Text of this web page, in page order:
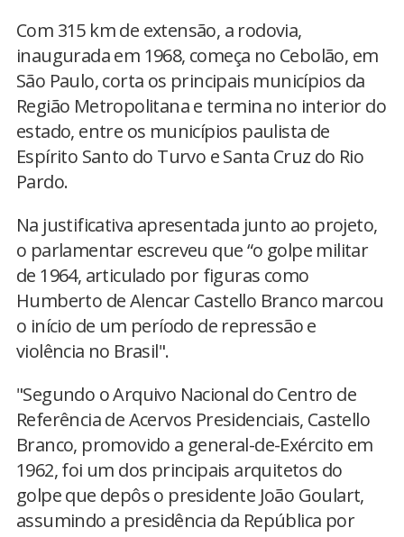
Com 315 km de extensão, a rodovia,
inaugurada em 1968, começa no Cebolão, em
São Paulo, corta os principais municípios da
Região Metropolitana e termina no interior do
estado, entre os municípios paulista de
Espírito Santo do Turvo e Santa Cruz do Rio
Pardo.
Na justificativa apresentada junto ao projeto,
o parlamentar escreveu que “o golpe militar
de 1964, articulado por figuras como
Humberto de Alencar Castello Branco marcou
o início de um período de repressão e
violência no Brasil".
"Segundo o Arquivo Nacional do Centro de
Referência de Acervos Presidenciais, Castello
Branco, promovido a general-de-Exército em
1962, foi um dos principais arquitetos do
golpe que depôs o presidente João Goulart,
assumindo a presidência da República por